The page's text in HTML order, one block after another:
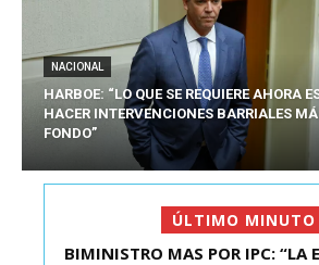
NACIONAL
HARBOE: “LO QUE SE REQUIERE AHORA
HACER INTERVENCIONES BARRIALES
FONDO”
ÚLTIMO MINUTO
KAST SE REUNIÓ CON EL
BIMINISTRO MAS POR IPC: “LA